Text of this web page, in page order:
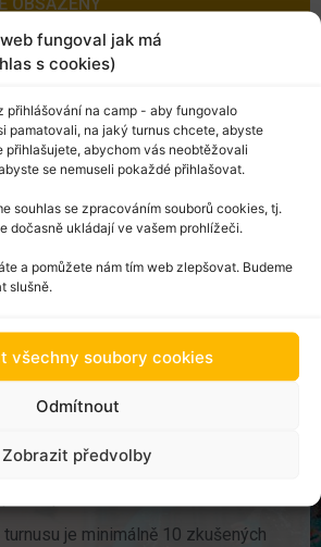
fungoval jak má
s cookies)
přihlášování na camp - aby fungovalo
pamatovali, na jaký turnus chcete, abyste
přihlašujete, abychom vás neobtěžovali
se nemuseli pokaždé přihlašovat.
souhlas se zpracováním souborů cookies, tj.
dočasně ukládají ve vašem prohlížeči.
a pomůžete nám tím web zlepšovat. Budeme
slušně.
všechny soubory cookies
Odmítnout
Zobrazit předvolby
TÁBORY VE
ZKRATCE
turnusu bude minimálně 6 hostů
TikToku, nebo Instagramu
den čas se svým týmem táborníků
možné přijet společným svozem
turnusu je minimálně 10 zkušených